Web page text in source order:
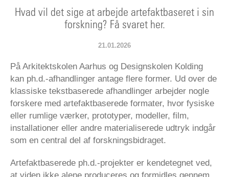
Hvad vil det sige at arbejde artefaktbaseret i sin
forskning? Få svaret her.
21.01.2026
På Arkitektskolen Aarhus og Designskolen Kolding
kan ph.d.-afhandlinger antage flere former. Ud over de
klassiske tekstbaserede afhandlinger arbejder nogle
forskere med artefaktbaserede formater, hvor fysiske
eller rumlige værker, prototyper, modeller, film,
installationer eller andre materialiserede udtryk indgår
som en central del af forskningsbidraget.
Artefaktbaserede ph.d.-projekter er kendetegnet ved,